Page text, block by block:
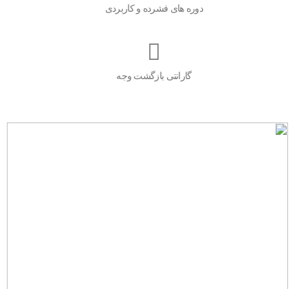
دوره های فشرده و کاربردی
گارانتی بازگشت وجه